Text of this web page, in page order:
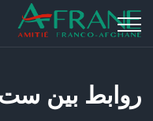
روابط بین